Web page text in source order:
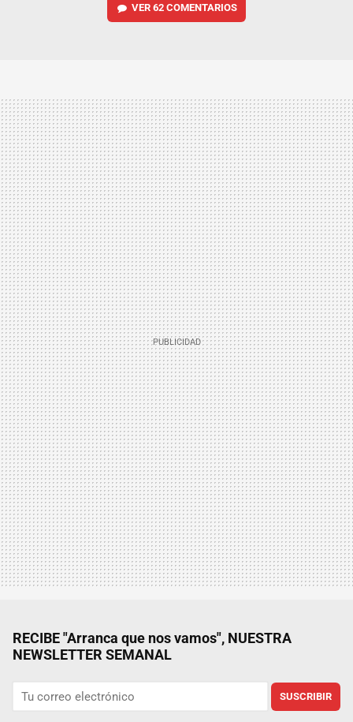
VER 62 COMENTARIOS
RECIBE "Arranca que nos vamos", NUESTRA
NEWSLETTER SEMANAL
SUSCRIBIR